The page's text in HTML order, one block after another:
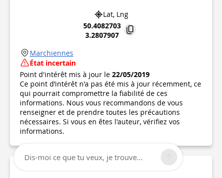
Lat, Lng
50.4082703
3.2807907
Marchiennes
État incertain
Point d'intérêt mis à jour le 22/05/2019
Ce point d’intérêt n'a pas été mis à jour récemment, ce
qui pourrait compromettre la fiabilité de ces
informations. Nous vous recommandons de vous
renseigner et de prendre toutes les précautions
nécessaires. Si vous en êtes l'auteur, vérifiez vos
informations.
Dis-moi ce que tu veux, je trouve...